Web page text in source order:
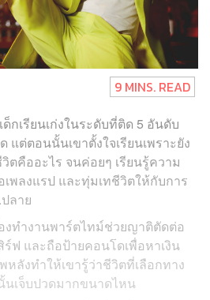
9 MINS. READ
ด็กเรียนเก่งในระดับที่ติด 5 อันดับ
แต่ตอนนั้นเขาตั้งใจเรียนเพราะยัง
ตคืออะไร จนค่อยๆ เรียนรู้ความ
พลงแรป และทุ่มเทชีวิตให้กับการ
ลาย
งทำงานพาร์ตไทม์ช่วยญาติตัดต่อ
ร์ฟ และถือป้ายคอนโดเพื่อหาเงิน
หลังทำให้เขารู้ว่าชีวิตที่เลือกทาง
นเจ็บปวดมากขนาดไหน